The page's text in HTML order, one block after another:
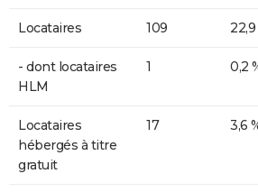
Locataires 109 22,9
- dont locataires
HLM
1 0,2
Locataires
hébergés à titre
gratuit
17 3,6